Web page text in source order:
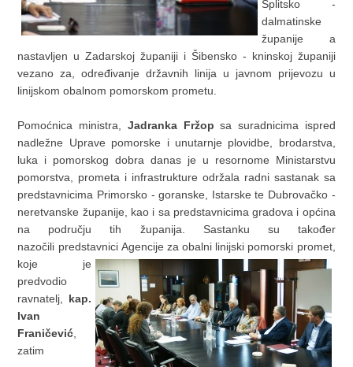
Splitsko -
dalmatinske
županije a
nastavljen u Zadarskoj županiji i Šibensko - kninskoj županiji
vezano za, određivanje državnih linija u javnom prijevozu u
linijskom obalnom pomorskom prometu.
Pomoćnica ministra, Jadranka Fržop sa suradnicima ispred
nadležne Uprave pomorske i unutarnje plovidbe, brodarstva,
luka i pomorskog dobra danas je u resornome Ministarstvu
pomorstva, prometa i infrastrukture održala radni sastanak sa
predstavnicima Primorsko - goranske, Istarske te Dubrovačko -
neretvanske županije, kao i sa predstavnicima gradova i općina
na području tih županija. Sastanku su također
nazočili predstavnici Agencije za obalni linijski pomorski promet,
koje je
predvodio
ravnatelj, kap.
Ivan
Franičević,
zatim